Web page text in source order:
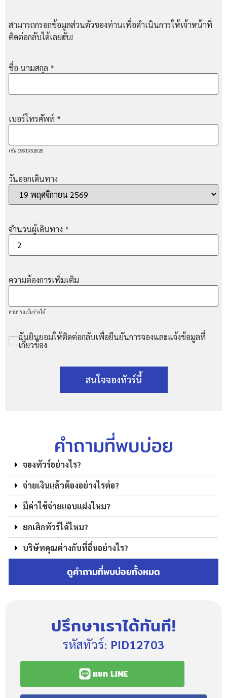
สามารถกรอกข้อมูลส่วนตัวของท่านเพื่อดำเนินการให้เจ้าหน้าที่
ติดต่อกลับได้เลยฮับ!
ชื่อ นามสกุล *
เบอร์โทรศัพท์ *
เช่น 0991952828
วันออกเดินทาง
จำนวนผู้เดินทาง *
ความต้องการเพิ่มเติม
สามารถเว้นว่างได้
ฉันยินยอมให้ติดต่อกลับเพื่อยืนยันการจองและแจ้งข้อมูลที่
เกี่ยวข้อง
สนใจจองทัวร์นี้
คำถามที่พบบ่อย
จองทัวร์อย่างไร?
จ่ายเงินแล้วต้องอย่างไรต่อ?
มีค่าใช้จ่ายแอบแฝงไหม?
ยกเลิกทัวร์ได้ไหม?
บริษัทคุณต่างกับที่อื่นอย่างไร?
ดูคำถามที่พบบ่อยทั้งหมด
ปรึกษาเราได้ทันที!
รหัสทัวร์: PID12703
แชท LINE